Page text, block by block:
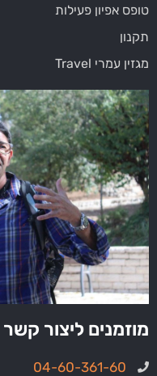
טופס אפיון פעילות
תקנון
מגזין עמרי Travel
מוזמנים ליצור
04-60-361-60